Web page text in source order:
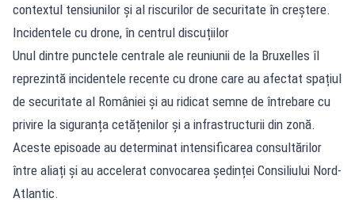
contextul tensiunilor și al riscurilor de securitate în creștere.
Incidentele cu drone, în centrul discuțiilor
Unul dintre punctele centrale ale reuniunii de la Bruxelles îl
reprezintă incidentele recente cu drone care au afectat spațiul
de securitate al României și au ridicat semne de întrebare cu
privire la siguranța cetățenilor și a infrastructurii din zonă.
Aceste episoade au determinat intensificarea consultărilor
între aliați și au accelerat convocarea ședinței Consiliului Nord-
Atlantic.